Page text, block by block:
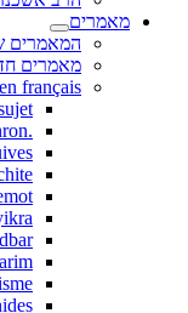
מאמרים
המאמרים
מאמרים
français
.Articles en français - par ordre chron